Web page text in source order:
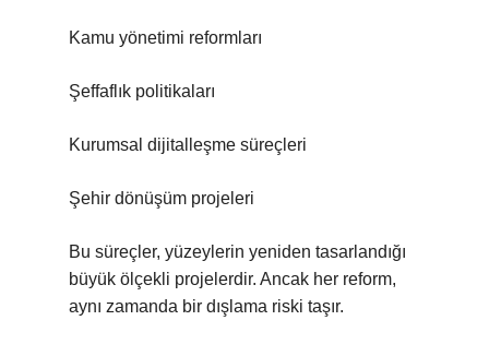
Kamu yönetimi reformları
Şeffaflık politikaları
Kurumsal dijitalleşme süreçleri
Şehir dönüşüm projeleri
Bu süreçler, yüzeylerin yeniden tasarlandığı
büyük ölçekli projelerdir. Ancak her reform,
aynı zamanda bir dışlama riski taşır.